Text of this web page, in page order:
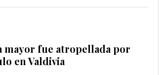
mayor fue atropellada por
en Valdivia